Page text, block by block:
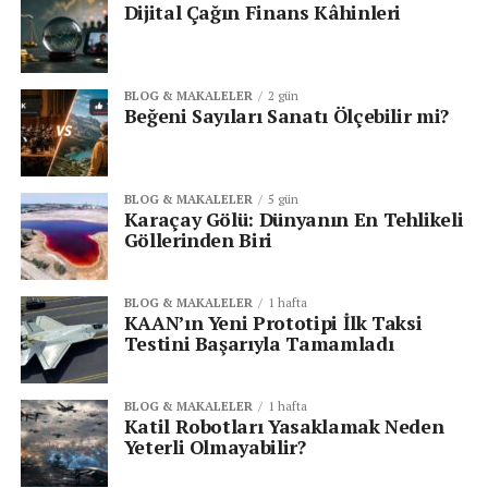
zamanlarını verimli bir şekilde
değerlendirmelerine yardımcı olabilir.
Gönüllülük:
topluma katkıda bulunmalarını sağlar. Hayvan
barınakları, huzurevleri veya çevre temizliği
projelerinde gönüllü olmak, empati ve
sorumluluk duygularını geliştirir.
Okuma ve Eğitim:Kitap okumak, gençlerin bilgi
birikimini artırır ve düşünce dünyalarını
genişletir. Ayrıca, yeni bir dil öğrenmek veya
çevrimiçi kurslara katılmak da kendilerini
geliştirmelerine yardımcı olabilir.
Aile ve Arkadaşlarla Zaman Geçirme:Aile ve
arkadaşlarla kaliteli zaman geçirmek, gençlerin
sosyal becerilerini geliştirmesine ve destekleyici
bir sosyal çevreye sahip olmalarına yardımcı olur.
Teknoloji Kullanımını Dengede Tutma
Dijital Çağın Finans Kâhinleri
BLOG & MAKALELER 2 gün
Beğeni Sayıları Sanatı Ölçebilir mi?
BLOG & MAKALELER 5 gün
Karaçay Gölü: Dünyanın En Tehlikeli
Göllerinden Biri
BLOG & MAKALELER 1 hafta
KAAN’ın Yeni Prototipi İlk Taksi
Testini Başarıyla Tamamladı
BLOG & MAKALELER 1 hafta
Katil Robotları Yasaklamak Neden
Yeterli Olmayabilir?